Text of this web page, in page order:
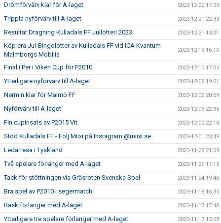
Drömförvärv klar för A-laget 2023-12-22 17:09
Trippla nyförvärv till A-laget 2023-12-21 22:33
Resultat Dragning Kulladals FF Jullotteri 2023 2023-12-21 13:01
Köp era Jul-Bingolotter av Kulladals FF vid ICA Kvantum
Malmborgs Mobilia
2023-12-13 16:10
Final i Per i Viken Cup för P2010 2023-12-10 17:03
Ytterligare nyförvärv till A-laget 2023-12-08 19:01
Nermin klar för Malmö FF 2023-12-06 20:59
Nyförvärv till A-laget 2023-12-05 22:35
Fin cupinsats av P2015 Vit 2023-12-02 22:18
Stöd Kulladals FF - Följ Miixi på Instagram @miixi.se 2023-12-01 23:49
Ledarresa i Tyskland 2023-11-28 21:59
Två spelare förlänger med A-laget 2023-11-26 17:15
Tack för stöttningen via Gräsroten Svenska Spel 2023-11-24 19:46
Bra spel av P2010 i segermatch 2023-11-18 16:35
Rask förlänger med A-laget 2023-11-17 17:48
Ytterligare tre spelare förlänger med A-laget 2023-11-17 15:08